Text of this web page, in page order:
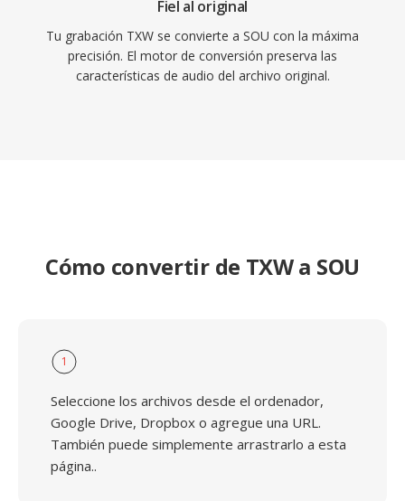
Fiel al original
Tu grabación TXW se convierte a SOU con la máxima
precisión. El motor de conversión preserva las
características de audio del archivo original.
Cómo convertir de TXW a SOU
1
Seleccione los archivos desde el ordenador,
Google Drive, Dropbox o agregue una URL.
También puede simplemente arrastrarlo a esta
página..